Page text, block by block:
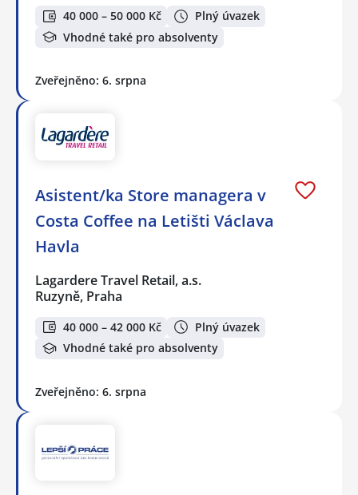
40 000 – 50 000 Kč
Plný úvazek
Vhodné také pro absolventy
Zveřejněno: 6. srpna
Asistent/ka Store managera v
Costa Coffee na Letišti Václava
Havla
Lagardere Travel Retail, a.s.
Ruzyně, Praha
40 000 – 42 000 Kč
Plný úvazek
Vhodné také pro absolventy
Zveřejněno: 6. srpna